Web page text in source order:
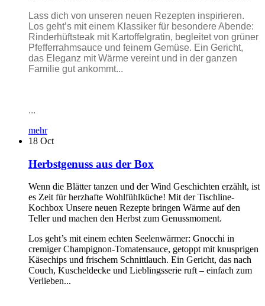
Lass dich von unseren neuen Rezepten inspirieren.
Los geht’s mit einem Klassiker für besondere Abende:
Rinderhüftsteak mit Kartoffelgratin, begleitet von grüner
Pfefferrahmsauce und feinem Gemüse. Ein Gericht,
das Eleganz mit Wärme vereint und in der ganzen
Familie gut ankommt...
...
mehr
18 Oct
Herbstgenuss aus der Box
Wenn die Blätter tanzen und der Wind Geschichten erzählt, ist
es Zeit für herzhafte Wohlfühlküche! Mit der Tischline-
Kochbox Unsere neuen Rezepte bringen Wärme auf den
Teller und machen den Herbst zum Genussmoment.
Los geht’s mit einem echten Seelenwärmer: Gnocchi in
cremiger Champignon-Tomatensauce, getoppt mit knusprigen
Käsechips und frischem Schnittlauch. Ein Gericht, das nach
Couch, Kuscheldecke und Lieblingsserie ruft – einfach zum
Verlieben...